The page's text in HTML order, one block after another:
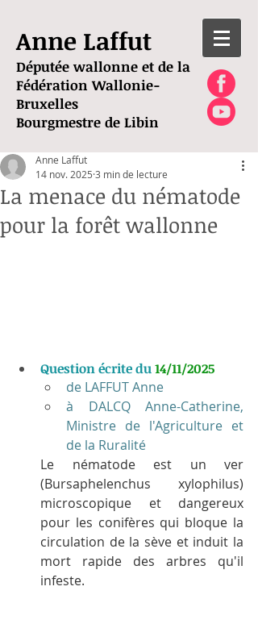
Anne Laffut
Députée wallonne et de la
Fédération Wallonie-
Bruxelles
Bourgmestre de Libin
La menace du nématode
pour la forêt wallonne
Anne Laffut
14 nov. 2025 3 min de lecture
Question écrite du 14/11/2025
de LAFFUT Anne
à DALCQ Anne-Catherine,
Ministre de l'Agriculture et
de la Ruralité
Le nématode est un ver
(Bursaphelenchus xylophilus)
microscopique et dangereux
pour les conifères qui bloque la
circulation de la sève et induit la
mort rapide des arbres qu'il
infeste.